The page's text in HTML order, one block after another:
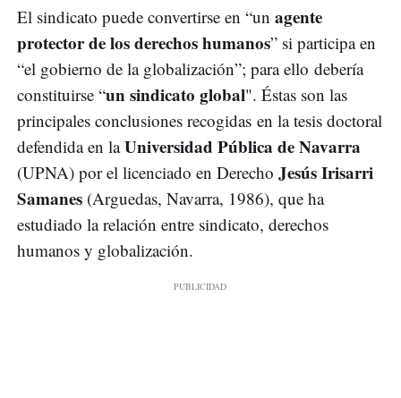
El sindicato puede convertirse en “un agente
protector de los derechos humanos” si participa en
“el gobierno de la globalización”; para ello debería
constituirse “un sindicato global". Éstas son las
principales conclusiones recogidas en la tesis doctoral
defendida en laUniversidad Pública de Navarra
(UPNA) por el licenciado en Derecho Jesús Irisarri
Samanes (Arguedas, Navarra, 1986), que ha
estudiado la relación entre sindicato, derechos
humanos y globalización.